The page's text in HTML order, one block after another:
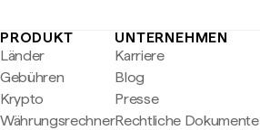
PRODUKT
Länder
Gebühren
Krypto
Währungsrechner
UNTERNEHMEN
Karriere
Blog
Presse
Rechtliche Dokumente